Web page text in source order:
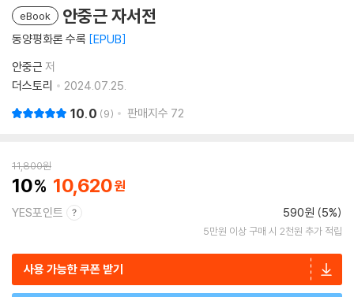
eBook 안중근 자서전
동양평화론 수록 EPUB
안중근 저
더스토리
2024.07.25.
10.0 9 판매지수 72
11,800원
10 10,620
YES포인트 590원 (5%)
5만원 이상 구매 시 2천원 추가 적립
사용 가능한 쿠폰 받기